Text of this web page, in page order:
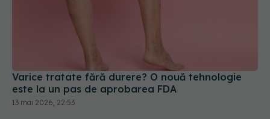
Varice tratate fără durere? O nouă tehnologie
este la un pas de aprobarea FDA
13 mai 2026, 22:53